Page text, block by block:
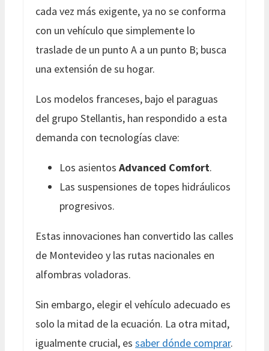
cada vez más exigente, ya no se conforma
con un vehículo que simplemente lo
traslade de un punto A a un punto B; busca
una extensión de su hogar.
Los modelos franceses, bajo el paraguas
del grupo Stellantis, han respondido a esta
demanda con tecnologías clave:
Los asientos Advanced Comfort.
Las suspensiones de topes hidráulicos
progresivos.
Estas innovaciones han convertido las calles
de Montevideo y las rutas nacionales en
alfombras voladoras.
Sin embargo, elegir el vehículo adecuado es
solo la mitad de la ecuación. La otra mitad,
igualmente crucial, es saber dónde comprar.